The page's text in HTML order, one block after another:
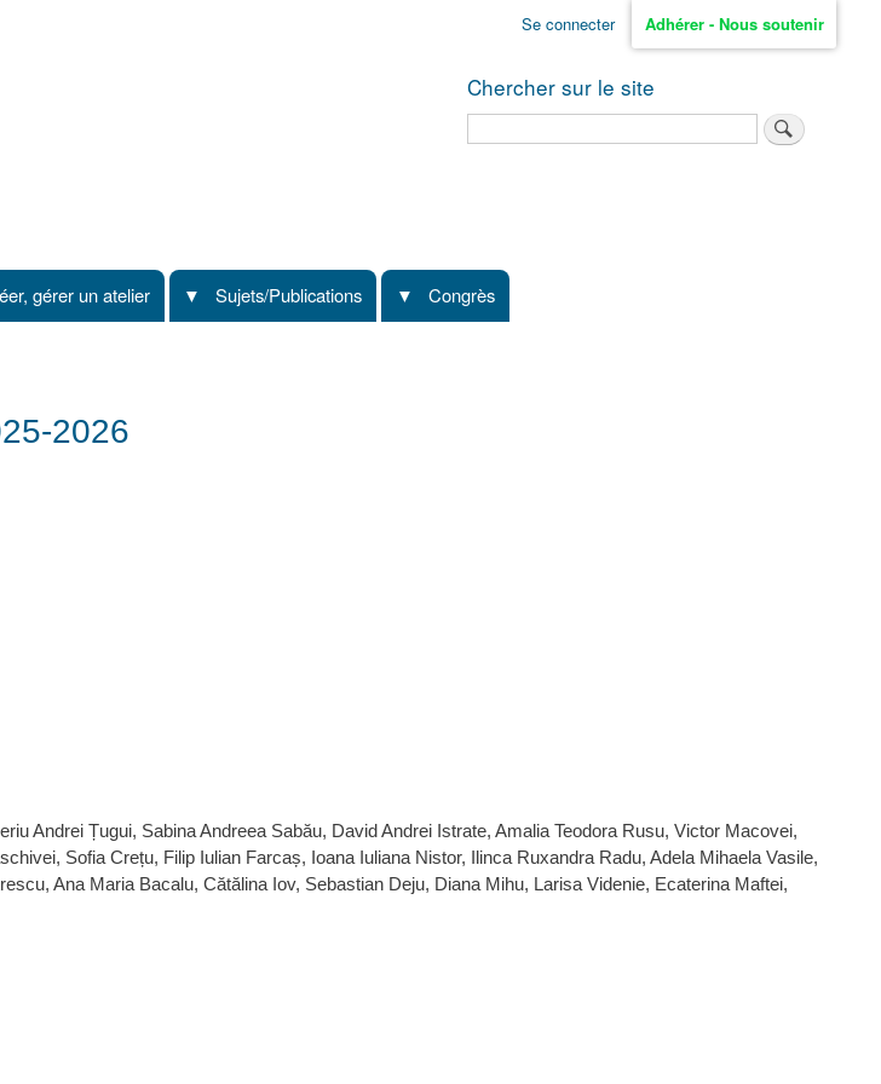
Se connecter Adhérer - Nous soutenir
Chercher sur le site
gérer un atelier Sujets/Publications Congrès
2026
Andrei Țugui, Sabina Andreea Sabău, David Andrei Istrate, Amalia Teodora Rusu, Victor Macovei,
Sofia Crețu, Filip Iulian Farcaș, Ioana Iuliana Nistor, Ilinca Ruxandra Radu, Adela Mihaela Vasile,
Ana Maria Bacalu, Cătălina Iov, Sebastian Deju, Diana Mihu, Larisa Videnie, Ecaterina Maftei,